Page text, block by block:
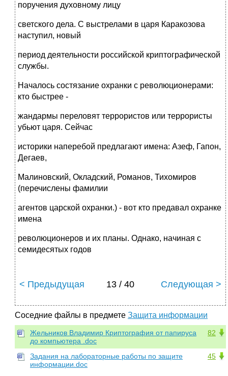
поручения духовному лицу
светского дела. С выстрелами в царя Каракозова
наступил, новый
период деятельности российской криптографической
службы.
Началось состязание охранки с революционерами:
кто быстрее -
жандармы переловят террористов или террористы
убьют царя. Сейчас
историки наперебой предлагают имена: Азеф, Гапон,
Дегаев,
Малиновский, Окладский, Романов, Тихомиров
(перечислены фамилии
агентов царской охранки.) - вот кто предавал охранке
имена
революционеров и их планы. Однако, начиная с
семидесятых годов
< Предыдущая 13 / 40 Следующая >
Соседние файлы в предмете Защита информации
82
Жельников Владимиp Кpиптогpафия от папиpуса
до компьютеpа .doc
45
Задания на лабораторные работы по защите
информации.doc